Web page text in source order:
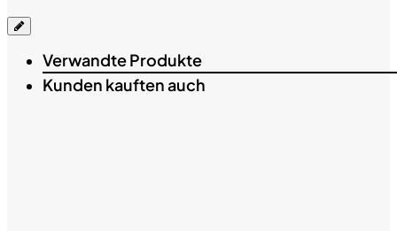
Verwandte Produkte
Kunden kauften auch